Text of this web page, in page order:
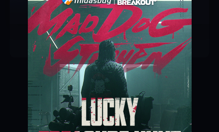
3200+3200
100%
54.9 EUR
6500+6500
100%
108.99 EUR